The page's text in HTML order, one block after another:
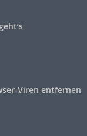
Viren entfernen